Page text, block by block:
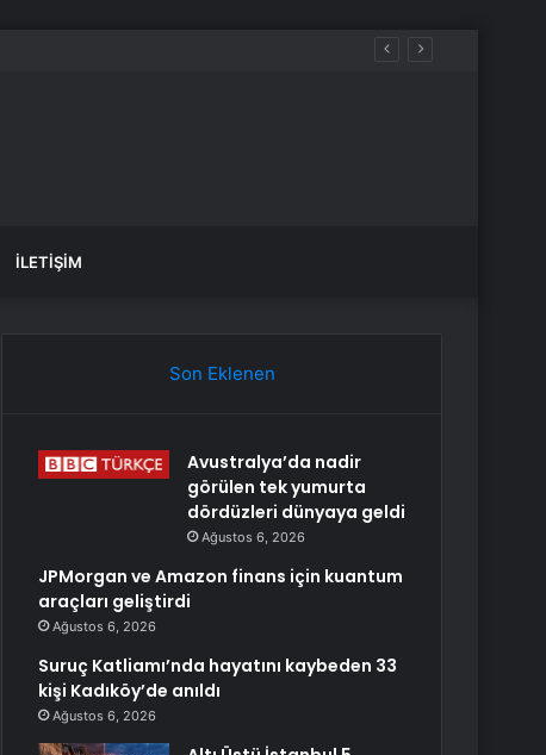
İLETIŞIM
Son Eklenen
Avustralya’da nadir
görülen tek yumurta
dördüzleri dünyaya geldi
Ağustos 6, 2026
JPMorgan ve Amazon finans için kuantum
araçları geliştirdi
Ağustos 6, 2026
Suruç Katliamı’nda hayatını kaybeden 33
kişi Kadıköy’de anıldı
Ağustos 6, 2026